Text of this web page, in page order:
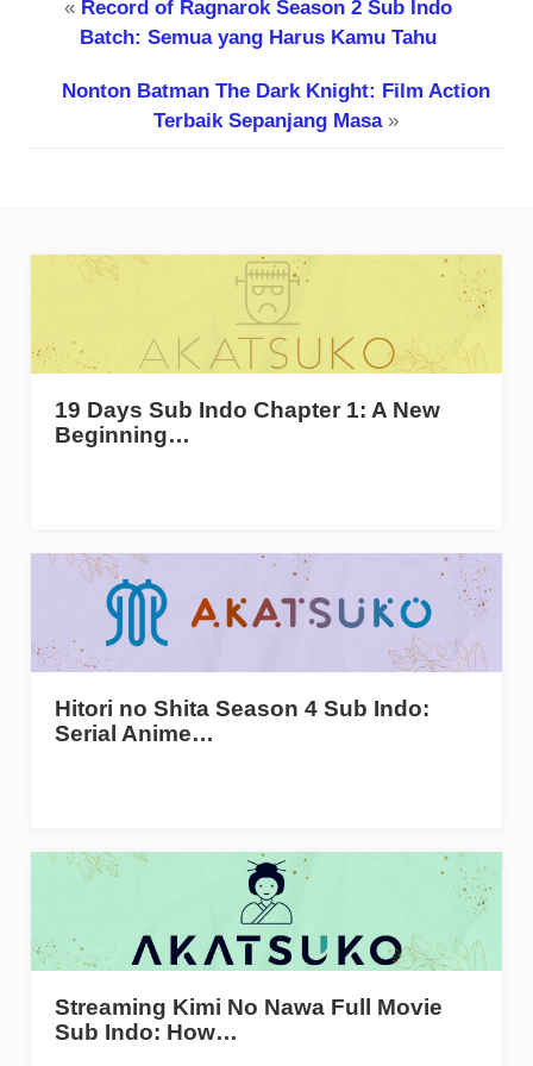
« Record of Ragnarok Season 2 Sub Indo
Batch: Semua yang Harus Kamu Tahu
Nonton Batman The Dark Knight: Film Action
Terbaik Sepanjang Masa»
19 Days Sub Indo Chapter 1: A New
Beginning…
Hitori no Shita Season 4 Sub Indo:
Serial Anime…
Streaming Kimi No Nawa Full Movie
Sub Indo: How…